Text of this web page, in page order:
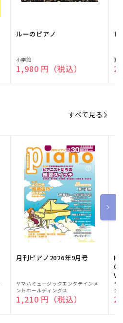
ルーのピアノ
販
売
小学館
通常価格
1,980 円（税込）
ピ
販
売
㈱
すべて見る
月刊ピアノ2026年9月号
販
売
元:
ヤマハミュージックエンタテインメ
ントホールディングス
通常価格
1,210 円（税込）
販
売
元:
ヤ
ン